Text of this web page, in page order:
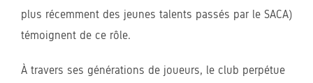
plus récemment des jeunes talents passés par le SACA)
témoignent de ce rôle.
À travers ses générations de joueurs, le club perpétue